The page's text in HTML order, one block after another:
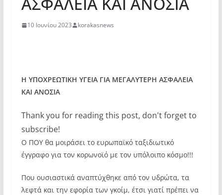
10 Ιουνίου 2023 korakasnews
Η ΥΠΟΧΡΕΩΤΙΚΗ ΥΓΕΙΑ ΓΙΑ ΜΕΓΑΛΥΤΕΡΗ ΑΣΦΑΛΕΙΑ
ΚΑΙ ΑΝΟΣΙΑ
Thank you for reading this post, don't forget to
subscribe!
Ο ΠΟΥ θα μοιράσει το ευρωπαϊκό ταξιδιωτικό
έγγραφο για τον κορωνοϊό με τον υπόλοιπο κόσμο!!!
Που ουσιαστικά αναπτύχθηκε από τον υδρώτα, τα
λεφτά και την εφορία των γκοίμ, έτσι γιατί πρέπει να